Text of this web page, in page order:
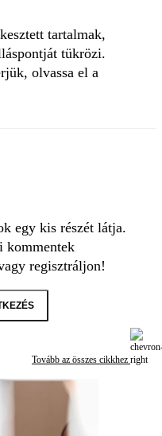
tartalmak,
tükrözi.
olvassa el a
egy kis részét látja.
kommentek
regisztráljon!
Tovább az összes cikkhez